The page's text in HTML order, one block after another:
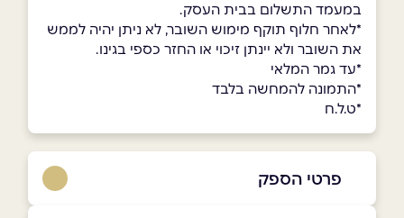
במעמד התשלום בבית העסק.
*לאחר חלוף תוקף מימוש השובר, לא ניתן יהיה לממש
את השובר ולא יינתן זיכוי או החזר כספי בגינו.
*עד גמר המלאי
*התמונה להמחשה בלבד
*ט.ל.ח
פרטי הספק